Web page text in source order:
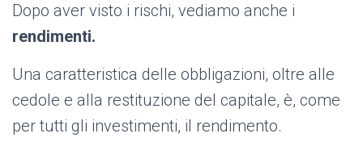
Dopo aver visto i rischi, vediamo anche i
rendimenti.
Una caratteristica delle obbligazioni, oltre alle
cedole e alla restituzione del capitale, è, come
per tutti gli investimenti, il rendimento.